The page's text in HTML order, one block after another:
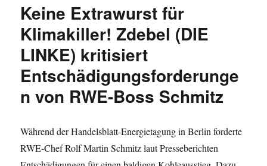
Keine Extrawurst für
Klimakiller! Zdebel (DIE
LINKE) kritisiert
Entschädigungsforderunge
n von RWE-Boss Schmitz
Während der Handelsblatt-Energietagung in Berlin forderte
RWE-Chef Rolf Martin Schmitz laut Presseberichten